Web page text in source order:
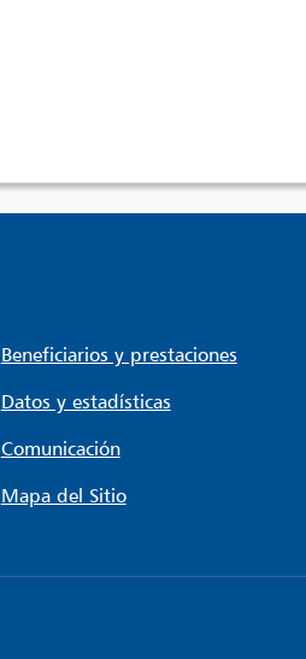
Beneficiarios y prestaciones
Datos y estadísticas
Comunicación
Mapa del Sitio